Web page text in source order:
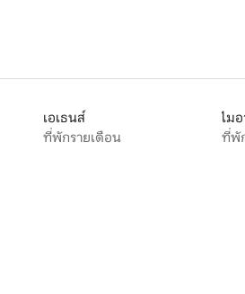
เอเธนส์
ที่พักรายเดือน
ไม
ที่พั